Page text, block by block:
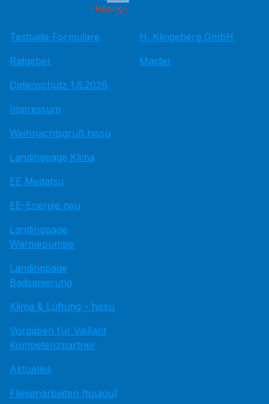
Testseite Formulare
Ratgeber
Datenschutz 1.6.2026
Impressum
Weihnachtsgruß hissu
Landingpage Klima
EE Medatsu
EE-Energie neu
Landingpage
Wärmepumpe
Landingpage
Badsanierung
Klima & Lüftung - hissu
Vorgaben für Vaillant
Kompetenzpartner
Aktuelles
Fliesenarbeiten (toujou)
H. Klingeberg GmbH
Master